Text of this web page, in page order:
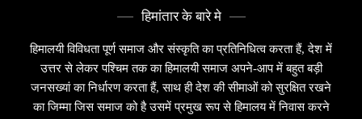
हिमांतार के बारे मे
हिमालयी विविधता पूर्ण समाज और संस्कृति का प्रतिनिधित्व करता हैं, देश में
उत्तर से लेकर पश्चिम तक का हिमालयी समाज अपने-आप में बहुत बड़ी
जनसख्यां का निर्धारण करता हैं, साथ ही देश की सीमाओं को सुरक्षित रखने
का जिम्मा जिस समाज को है उसमें प्रमुख रूप से हिमालय में निवास करने